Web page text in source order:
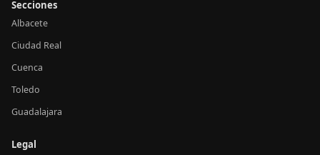
Secciones
Albacete
Ciudad Real
Cuenca
Toledo
Guadalajara
Legal